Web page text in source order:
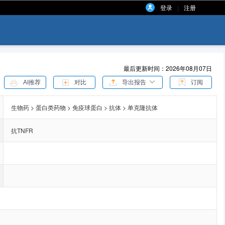
登录 | 注册
最后更新时间：2026年08月07日
AI推荐 对比 导出报告 订阅
生物药 > 蛋白类药物 > 免疫球蛋白 > 抗体 > 单克隆抗体
抗TNFR